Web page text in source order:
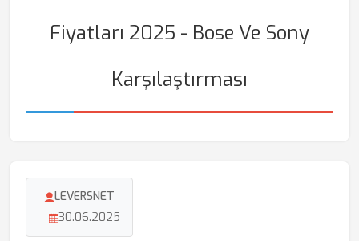
Fiyatları 2025 - Bose Ve Sony
Karşılaştırması
LEVERSNET
30.06.2025